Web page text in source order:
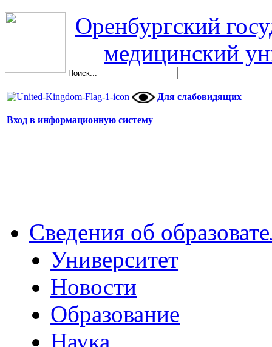
Оренбургский
медицинский
Для слабовидящих
Вход в информационную систему
Сведения об
Университет
Новости
Образование
Наука